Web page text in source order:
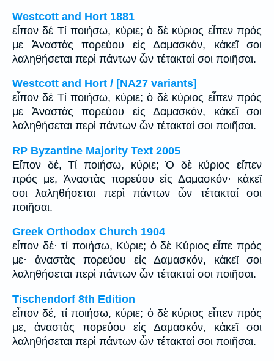
Westcott and Hort 1881
εἶπον δέ Τί ποιήσω, κύριε; ὁ δὲ κύριος εἶπεν πρός
με Ἀναστὰς πορεύου εἰς Δαμασκόν, κἀκεῖ σοι
λαληθήσεται περὶ πάντων ὧν τέτακταί σοι ποιῆσαι.
Westcott and Hort / [NA27 variants]
εἶπον δέ Τί ποιήσω, κύριε; ὁ δὲ κύριος εἶπεν πρός
με Ἀναστὰς πορεύου εἰς Δαμασκόν, κἀκεῖ σοι
λαληθήσεται περὶ πάντων ὧν τέτακταί σοι ποιῆσαι.
RP Byzantine Majority Text 2005
Εἴπον δέ, Tί ποιήσω, κύριε; Ὁ δὲ κύριος εἴπεν
πρός με, Ἀναστὰς πορεύου εἰς Δαμασκόν· κἀκεῖ
σοι λαληθήσεται περὶ πάντων ὧν τέτακταί σοι
ποιῆσαι.
Greek Orthodox Church 1904
εἶπον δέ· τί ποιήσω, Κύριε; ὁ δὲ Κύριος εἶπε πρός
με· ἀναστὰς πορεύου εἰς Δαμασκόν, κἀκεῖ σοι
λαληθήσεται περὶ πάντων ὧν τέτακταί σοι ποιῆσαι.
Tischendorf 8th Edition
εἶπον δέ, τί ποιήσω, κύριε; ὁ δὲ κύριος εἶπεν πρός
με, ἀναστὰς πορεύου εἰς Δαμασκόν, κἀκεῖ σοι
λαληθήσεται περὶ πάντων ὧν τέτακταί σοι ποιῆσαι.